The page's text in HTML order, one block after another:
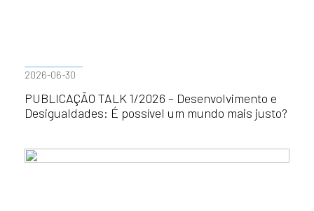
2026-06-30
PUBLICAÇÃO TALK 1/2026 – Desenvolvimento e
Desigualdades: É possível um mundo mais justo?